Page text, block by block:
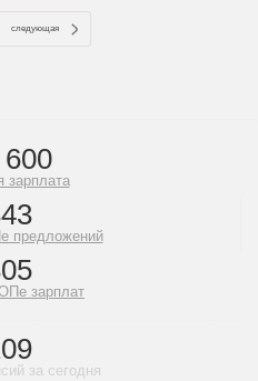
следующая
зарплата
предложений
зарплат
за сегодня